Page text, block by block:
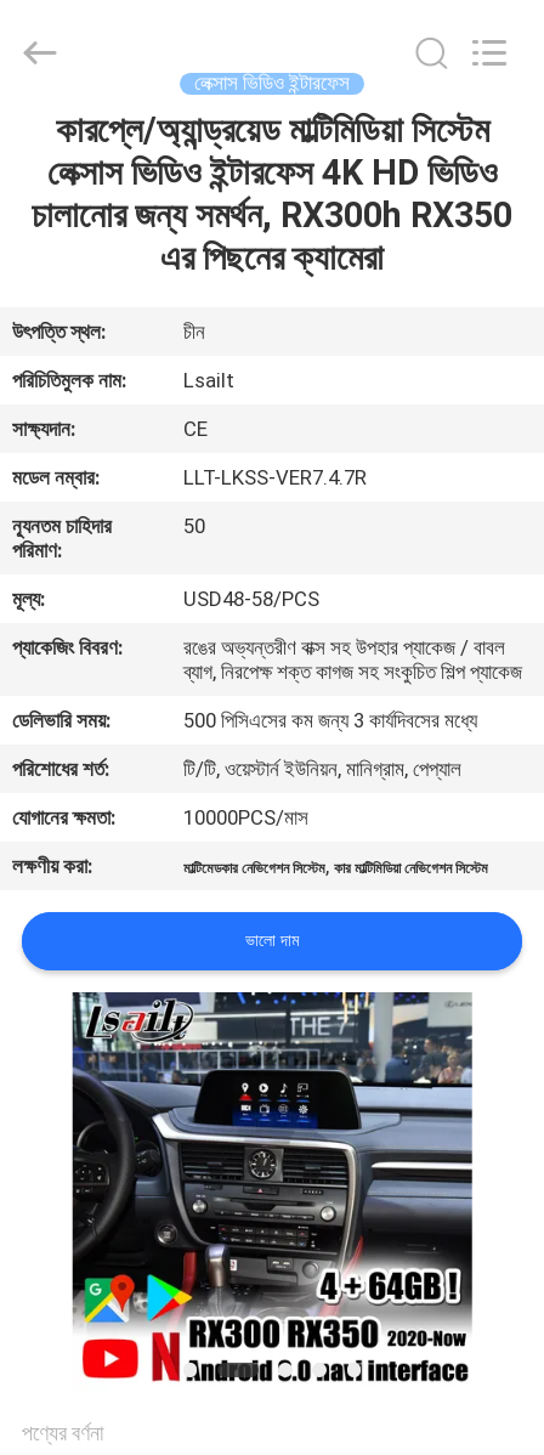
পণ্য
আমাদের
কারখানা
ভ্রমণ
মান
নিয়ন্ত্রণ
যোগাযোগ
করুন
খবর
কেস
PRIVACY
POLICY
Electron
Co.,Ltd.
লেক্সাস ভিডিও ইন্টারফেস
কারপ্লে/অ্যান্ড্রয়েড মাল্টিমিডিয়া সিস্টেম
লেক্সাস ভিডিও ইন্টারফেস 4K HD ভিডিও
চালানোর জন্য সমর্থন, RX300h RX350
এর পিছনের ক্যামেরা
উৎপত্তি স্থল:
চীন
পরিচিতিমুলক নাম:
Lsailt
সাক্ষ্যদান:
CE
মডেল নম্বার:
LLT-LKSS-VER7.4.7R
ন্যূনতম চাহিদার
পরিমাণ:
50
মূল্য:
USD48-58/PCS
প্যাকেজিং বিবরণ:
রঙের অভ্যন্তরীণ বাক্স সহ উপহার প্যাকেজ / বাবল
ব্যাগ, নিরপেক্ষ শক্ত কাগজ সহ সংকুচিত শিল্প প্যাকেজ
ডেলিভারি সময়:
500 পিসিএসের কম জন্য 3 কার্যদিবসের মধ্যে
পরিশোধের শর্ত:
টি/টি, ওয়েস্টার্ন ইউনিয়ন, মানিগ্রাম, পেপ্যাল
যোগানের ক্ষমতা:
10000PCS/মাস
লক্ষণীয় করা:
মাল্টিমেডকার নেভিগেশন সিস্টেম,কার মাল্টিমিডিয়া নেভিগেশন সিস্টেম
ভালো দাম
পণ্যের বর্ণনা